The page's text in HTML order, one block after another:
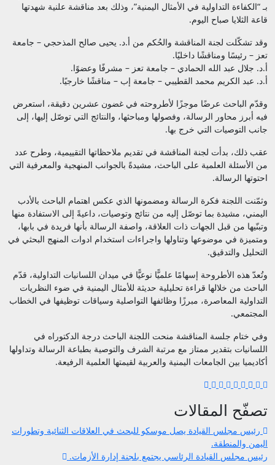
بـ “الكفاءة التداولية في الأمثال اليمنية”، وذلك بعد مناقشة علنية شهدتها
قاعة الثلايا صباح اليوم.
وقد تشكّلت لجنة المناقشة والحُكم من أ.د. يحيى صالح المذحجي – جامعة
تعز – رئيسًا ومناقشًا داخليًا.
أ.د. جلال عبد الله الحمادي – جامعة تعز – مشرفًا وعضوًا.
أ.د. عبد الكريم محمد القطيبي – جامعة إب – مناقشًا خارجيًا.
وقدّم الباحث عرضًا موجزًا لأطروحته في غضون عشرين دقيقة، استعرض
فيه أبرز محاور الرسالة، وفصولها ومباحثها، والنتائج التي توصّل إليها، إلى
جانب التوصيات التي خرج بها.
عقب ذلك، بدأت لجنة المناقشة في تقديم ملاحظاتها التقييمية، وطرح عدد
من الأسئلة العلمية على الباحث، مشيدةً بالجوانب المنهجية والمعرفية التي
احتوتها الرسالة.
وثمّنت اللجنة فكرة الرسالة ومضمونها الذي عكس اهتمام الباحث بالأدب
اليمني، مشيدة بما توصّل إليه من نتائج وتوصيات، داعيةً إلى الاستفادة منها
وتبنّيها من قبل الجهات ذات العلاقة، واصفة الرسالة بأنها فريدة في بابها،
ومتميزة في موضوعها وتناولها واجراءات استخدام ادوات المنهج البحثي في
التحليل والتدقيق.
وتُعدّ هذه الأطروحة إسهامًا علميًّا نوعيًّا في ميدان اللسانيات التداولية، قدّم
الباحث من خلالها قراءة تحليلية حديثة للأمثال اليمنية في ضوء النظريات
التداولية المعاصرة، مبرزًا وظائفها التواصلية وسياقات توظيفها في الخطاب
المجتمعي.
وفي ختام جلسة المناقشة منحت اللجنة الباحث درجة الدكتوراه في
اللسانيات بتقدير ممتاز مع مرتبة الشرف والتوصية بطباعة الرسالة وتداولها
أكاديميا بين الجامعات اليمنية والعربية لقيمتها العلمية الرفيعة.
تصفّح المقالات
رئيس مجلس القيادة يصل موسكو للبحث في العلاقات الثنائية وتطورات
اليمن والمنطقة.
رئيس مجلس القيادة الرئاسي يجتمع بلجنة إدارة الأزمات.